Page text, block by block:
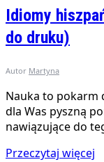
Idiomy
do druku)
Autor Martyna
Nauka to pokarm
dla Was pyszną
nawiązujące do
Przeczytaj więcej